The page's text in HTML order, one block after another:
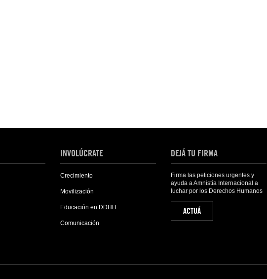
INVOLÚCRATE
Crecimiento
Movilización
Educación en DDHH
Comunicación
DEJÁ TU FIRMA
Firma las peticiones urgentes y
ayuda a Amnistía Internacional a
luchar por los Derechos Humanos
ACTUÁ